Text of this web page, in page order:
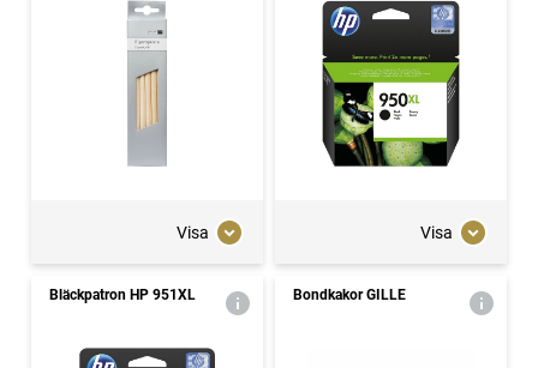
Visa Visa
Bläckpatron HP 951XL Bondkakor GILLE